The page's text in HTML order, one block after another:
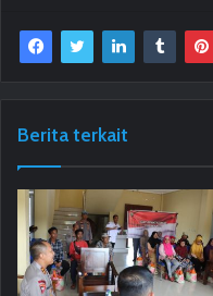
Berita terkait